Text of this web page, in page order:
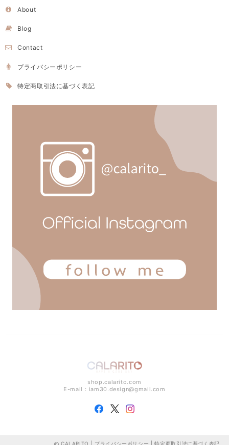
About
Blog
Contact
プライバシーポリシー
特定商取引法に基づく表記
shop.calarito.com
E-mail： iam30.design@gmail.com
CALARITO | プライバシーポリシー |特定商取引法に基づく表記